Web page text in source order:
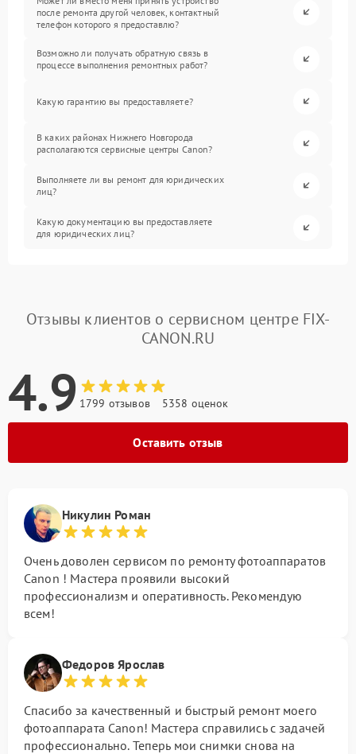
после ремонта другой человек, контактный
телефон которого я предоставлю?
Возможно ли получать обратную связь в
процессе выполнения ремонтных работ?
Какую гарантию вы предоставляете?
В каких районах Нижнего Новгорода
располагаются сервисные центры Canon?
Выполняете ли вы ремонт для юридических
лиц?
Какую документацию вы предоставляете
для юридических лиц?
Отзывы клиентов о сервисном центре FIX-
CANON.RU
4.9 1799 отзывов 5358 оценок
Оставить отзыв
Никулин Роман
Очень доволен сервисом по ремонту фотоаппаратов
Canon ! Мастера проявили высокий
профессионализм и оперативность. Рекомендую
всем!
Федоров Ярослав
Спасибо за качественный и быстрый ремонт моего
фотоаппарата Canon! Мастера справились с задачей
профессионально. Теперь мои снимки снова на